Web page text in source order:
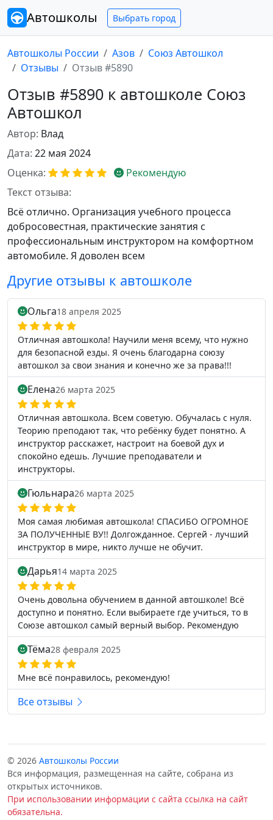
Автошколы Выбрать город
Автошколы России Азов
Союз Автошкол
Отзывы
Отзыв #5890
Отзыв #5890 к автошколе Союз
Автошкол
Автор: Влад
Дата: 22 мая 2024
Оценка:
Рекомендую
Текст отзыва:
Всё отлично. Организация учебного процесса
добросовестная, практические занятия с
профессиональным инструктором на комфортном
автомобиле. Я доволен всем
Другие отзывы к автошколе
Ольга18 апреля 2025
Отличная автошкола! Научили меня всему, что нужно
для безопасной езды. Я очень благодарна союзу
автошкол за свои знания и конечно же за права!!!
Елена26 марта 2025
Отличная автошкола. Всем советую. Обучалась с нуля.
Теорию преподают так, что ребёнку будет понятно. А
инструктор расскажет, настроит на боевой дух и
спокойно едешь. Лучшие преподаватели и
инструкторы.
Гюльнара26 марта 2025
Моя самая любимая автошкола! СПАСИБО ОГРОМНОЕ
ЗА ПОЛУЧЕННЫЕ ВУ!! Долгожданное. Сергей - лучший
инструктор в мире, никто лучше не обучит.
Дарья14 марта 2025
Очень довольна обучением в данной автошколе! Всё
доступно и понятно. Если выбираете где учиться, то в
Союзе автошкол самый верный выбор. Рекомендую
Тёма28 февраля 2025
Мне всё понравилось, рекомендую!
Все отзывы
© 2026 Автошколы России
Вся информация, размещенная на сайте, собрана из
открытых источников.
При использовании информации с сайта ссылка на сайт
обязательна.